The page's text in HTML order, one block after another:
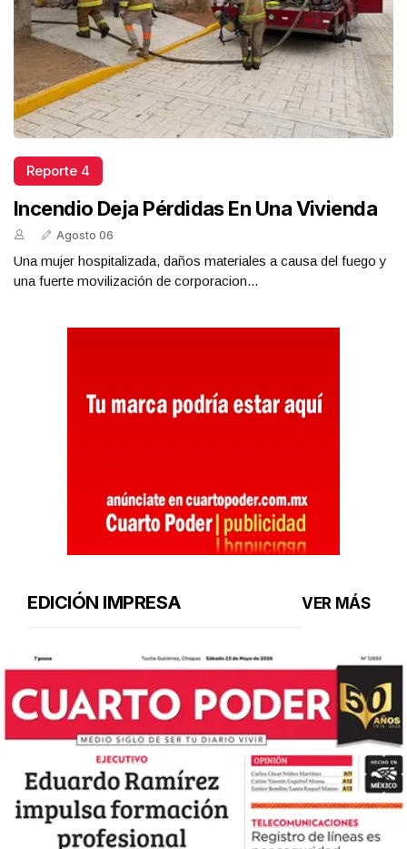
Reporte 4
Incendio Deja Pérdidas En Una Vivienda
Agosto 06
Una mujer hospitalizada, daños materiales a causa del fuego y
una fuerte movilización de corporacion...
EDICIÓN IMPRESA VER MÁS